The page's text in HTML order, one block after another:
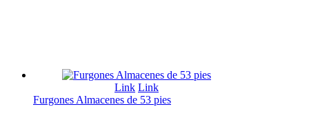
Link Link
Furgones Almacenes de 53 pies